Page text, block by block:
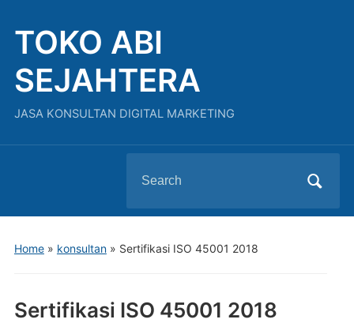
TOKO ABI
SEJAHTERA
JASA KONSULTAN DIGITAL MARKETING
for:
Home» konsultan» Sertifikasi ISO 45001 2018
Sertifikasi ISO 45001 2018